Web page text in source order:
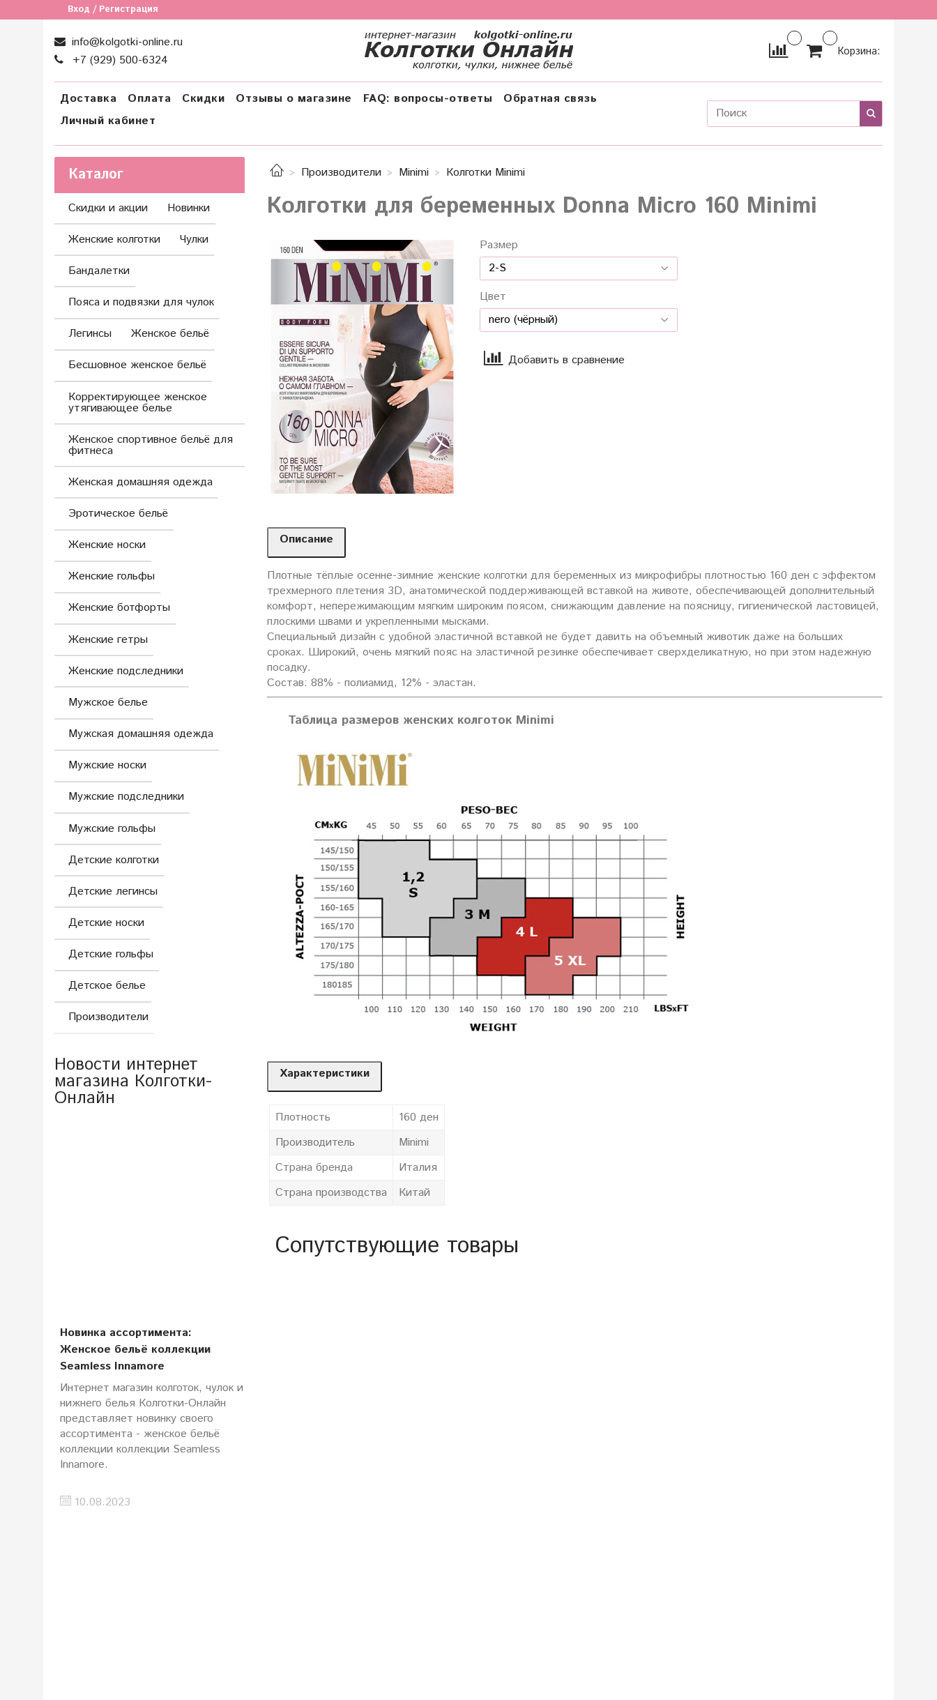
Вход / Регистрация
info@kolgotki-online.ru
+7 (929) 500-6324
Корзина:
Доставка Оплата Скидки Отзывы о магазине FAQ: вопросы-ответы
Обратная связь
Личный кабинет
Производители Minimi Колготки Minimi
Колготки для беременных Donna Micro 160 Minimi
Размер
Цвет
Добавить в сравнение
Описание
Плотные тёплые осенне-зимние женские колготки для беременных из микрофибры плотностью 160 ден с эффектом
трехмерного плетения 3D, анатомической поддерживающей вставкой на животе, обеспечивающей дополнительный
комфорт, непережимающим мягким широким поясом, снижающим давление на поясницу, гигиенической ластовицей,
плоскими швами и укрепленными мысками.
Специальный дизайн с удобной эластичной вставкой не будет давить на объемный животик даже на больших
сроках. Широкий, очень мягкий пояс на эластичной резинке обеспечивает сверхделикатную, но при этом надежную
посадку.
Состав: 88% - полиамид, 12% - эластан.
Таблица размеров женских колготок Minimi
Характеристики
Плотность
160 ден
Производитель
Minimi
Страна бренда
Италия
Страна производства
Китай
Сопутствующие товары
Каталог
Скидки и акции
Новинки
Женские колготки
Чулки
Бандалетки
Пояса и подвязки для чулок
Легинсы
Женское бельё
Бесшовное женское бельё
Корректирующее женское
утягивающее белье
Женское спортивное бельё для
фитнеса
Женская домашняя одежда
Эротическое бельё
Женские носки
Женские гольфы
Женские ботфорты
Женские гетры
Женские подследники
Мужское белье
Мужская домашняя одежда
Мужские носки
Мужские подследники
Мужские гольфы
Детские колготки
Детские легинсы
Детские носки
Детские гольфы
Детское белье
Производители
Новости интернет
магазина Колготки-
Онлайн
Новинка ассортимента:
Женское бельё коллекции
Seamless Innamore
Интернет магазин колготок, чулок и
нижнего белья Колготки-Онлайн
представляет новинку своего
ассортимента - женское бельё
коллекции коллекции Seamless
Innamore.
10.08.2023